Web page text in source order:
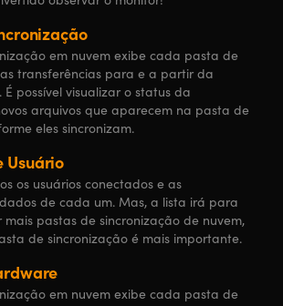
em nuvem exibe cada pasta de
transferências para e a partir da
possível visualizar o status da
arquivos que aparecem na pasta de
eles sincronizam.
Usuário
os usuários conectados e as
de cada um. Mas, a lista irá para
mais pastas de sincronização de nuvem,
de sincronização é mais importante.
em nuvem exibe cada pasta de